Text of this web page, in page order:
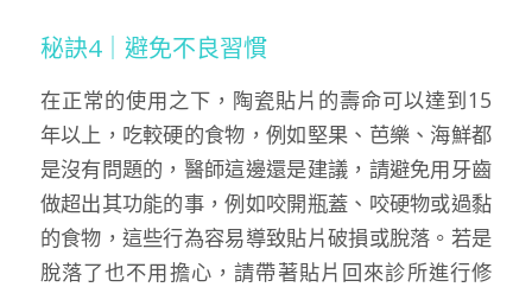
秘訣4｜避免不良習慣
在正常的使用之下，陶瓷貼片的壽命可以達到15
年以上，吃較硬的食物，例如堅果、芭樂、海鮮都
是沒有問題的，醫師這邊還是建議，請避免用牙齒
做超出其功能的事，例如咬開瓶蓋、咬硬物或過黏
的食物，這些行為容易導致貼片破損或脫落。若是
脫落了也不用擔心，請帶著貼片回來診所進行修